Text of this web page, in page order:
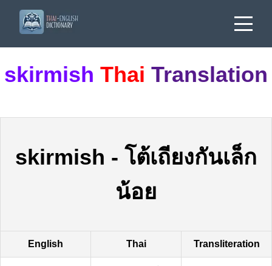
skirmish Thai Translation
skirmish - โต้เถียงกันเล็ก
น้อย
English Thai Transliteration